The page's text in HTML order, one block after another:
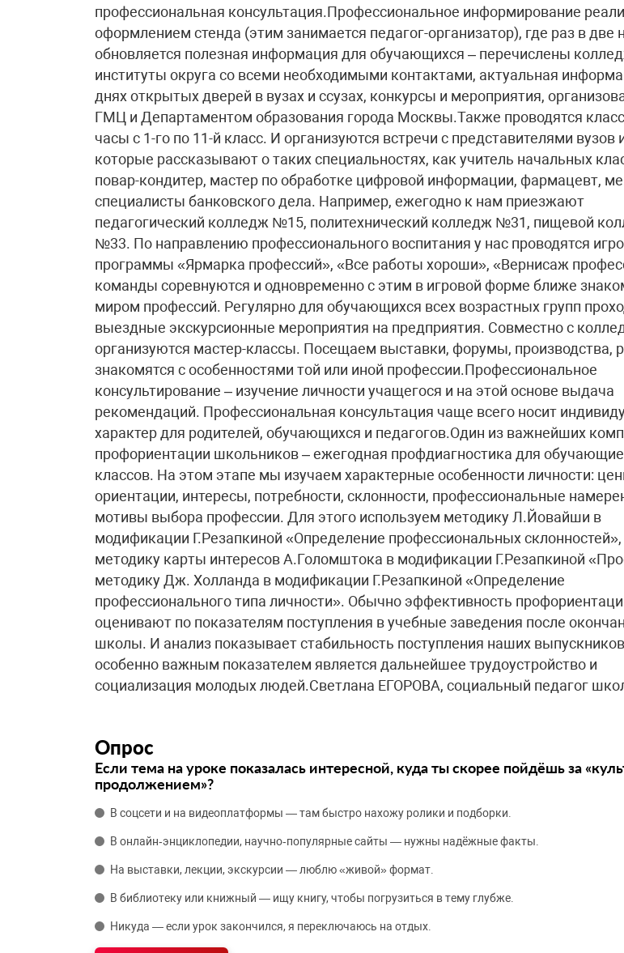
профессиональная консультация.Профессиональное информирование
оформлением стенда (этим занимается педагог-организатор), где раз в две
обновляется полезная информация для обучающихся – перечислены
институты округа со всеми необходимыми контактами, актуальная
днях открытых дверей в вузах и ссузах, конкурсы и мероприятия,
ГМЦ и Департаментом образования города Москвы.Также проводятся
часы с 1-го по 11-й класс. И организуются встречи с представителями вузов
которые рассказывают о таких специальностях, как учитель начальных
повар-кондитер, мастер по обработке цифровой информации, фармацевт,
специалисты банковского дела. Например, ежегодно к нам приезжают
педагогический колледж №15, политехнический колледж №31, пищевой
№33. По направлению профессионального воспитания у нас проводятся
программы «Ярмарка профессий», «Все работы хороши», «Вернисаж
команды соревнуются и одновременно с этим в игровой форме ближе
миром профессий. Регулярно для обучающихся всех возрастных групп
выездные экскурсионные мероприятия на предприятия. Совместно с
организуются мастер-классы. Посещаем выставки, форумы, производства,
знакомятся с особенностями той или иной профессии.Профессиональное
консультирование – изучение личности учащегося и на этой основе выдача
рекомендаций. Профессиональная консультация чаще всего носит
характер для родителей, обучающихся и педагогов.Один из важнейших
профориентации школьников – ежегодная профдиагностика для
классов. На этом этапе мы изучаем характерные особенности личности:
ориентации, интересы, потребности, склонности, профессиональные
мотивы выбора профессии. Для этого используем методику Л.Йовайши в
модификации Г.Резапкиной «Определение профессиональных склонностей»,
методику карты интересов А.Голомштока в модификации Г.Резапкиной
методику Дж. Холланда в модификации Г.Резапкиной «Определение
профессионального типа личности». Обычно эффективность
оценивают по показателям поступления в учебные заведения после
школы. И анализ показывает стабильность поступления наших
особенно важным показателем является дальнейшее трудоустройство и
социализация молодых людей.Светлана ЕГОРОВА, социальный педагог
Опрос
Если тема на уроке показалась интересной, куда ты скорее пойдёшь за
продолжением»?
В соцсети и на видеоплатформы — там быстро нахожу ролики и подборки.
В онлайн‑энциклопедии, научно‑популярные сайты — нужны надёжные факты.
На выставки, лекции, экскурсии — люблю «живой» формат.
В библиотеку или книжный — ищу книгу, чтобы погрузиться в тему глубже.
Никуда — если урок закончился, я переключаюсь на отдых.